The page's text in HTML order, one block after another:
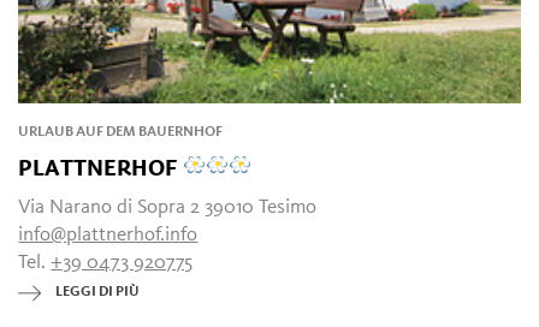
URLAUB AUF DEM BAUERNHOF
PLATTNERHOF
Via Narano di Sopra 2 39010 Tesimo
info@plattnerhof.info
Tel.+39 0473 920775
LEGGI DI PIÙ